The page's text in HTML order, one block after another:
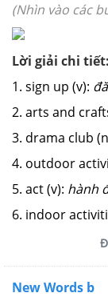
(Nhìn vào các
Lời giải chi tiết:
1. sign up (v):
2. arts and
3. drama club
4. outdoor
5. act (v): hành
6. indoor
New Words b